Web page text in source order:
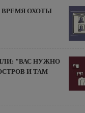
ВРЕМЯ ОХОТЫ
"ВАС НУЖНО
И ТАМ